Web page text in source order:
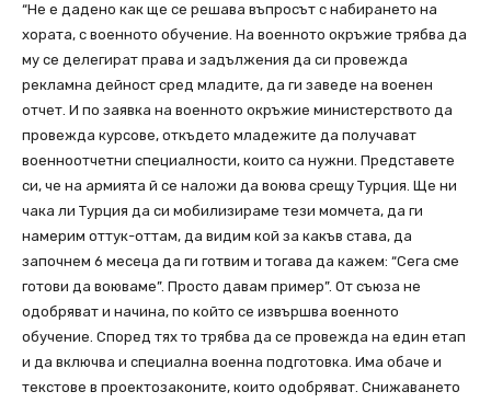
“Не е дадено как ще се решава въпросът с набирането на
хората, с военното обучение. На военното окръжие трябва да
му се делегират права и задължения да си провежда
рекламна дейност сред младите, да ги заведе на военен
отчет. И по заявка на военното окръжие министерството да
провежда курсове, откъдето младежите да получават
военноотчетни специалности, които са нужни. Представете
си, че на армията й се наложи да воюва срещу Турция. Ще ни
чака ли Турция да си мобилизираме тези момчета, да ги
намерим оттук-оттам, да видим кой за какъв става, да
започнем 6 месеца да ги готвим и тогава да кажем: “Сега сме
готови да воюваме”. Просто давам пример”. От съюза не
одобряват и начина, по който се извършва военното
обучение. Според тях то трябва да се провежда на един етап
и да включва и специална военна подготовка. Има обаче и
текстове в проектозаконите, които одобряват. Снижаването